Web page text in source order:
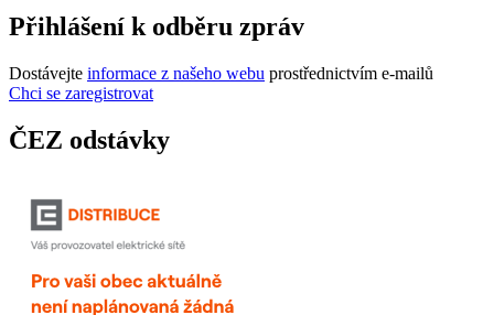
Přihlášení k odběru zpráv
Dostávejte informace z našeho webu prostřednictvím e-mailů
Chci se zaregistrovat
ČEZ odstávky